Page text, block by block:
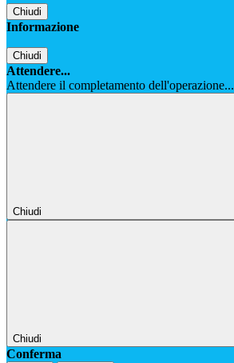
Chiudi
Informazione
Chiudi
Attendere...
Attendere il completamento dell'operazione...
Chiudi
Chiudi
Conferma